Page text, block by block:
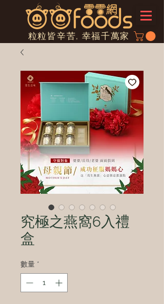
粒粒皆辛苦, 幸福千萬家
究極之燕窩6入禮
盒
數量 *